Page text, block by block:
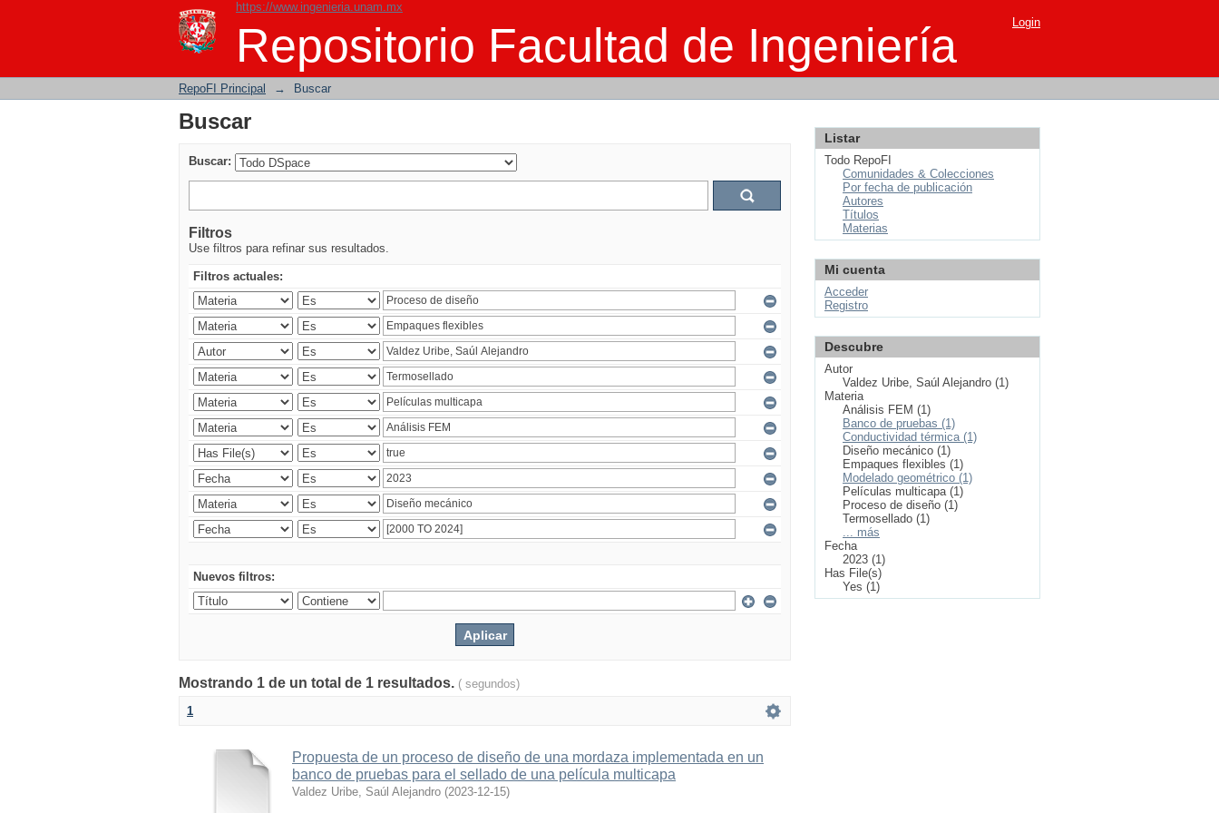
https://www.ingenieria.unam.mx
Repositorio Facultad de Ingeniería
Buscar Login
RepoFI Principal → Buscar
Buscar
Buscar:
Filtros
Use filtros para refinar sus resultados.
Filtros actuales:
Nuevos filtros:
Mostrando 1 de un total de 1 resultados. ( segundos)
1
Propuesta de un proceso de diseño de una mordaza implementada en un
banco de pruebas para el sellado de una película multicapa
Valdez Uribe, Saúl Alejandro (2023-12-15)
Listar
Todo RepoFI
Comunidades & Colecciones
Por fecha de publicación
Autores
Títulos
Materias
Mi cuenta
Acceder
Registro
Descubre
Autor
Valdez Uribe, Saúl Alejandro (1)
Materia
Análisis FEM (1)
Banco de pruebas (1)
Conductividad térmica (1)
Diseño mecánico (1)
Empaques flexibles (1)
Modelado geométrico (1)
Películas multicapa (1)
Proceso de diseño (1)
Termosellado (1)
... más
Fecha
2023 (1)
Has File(s)
Yes (1)